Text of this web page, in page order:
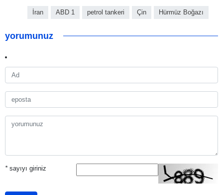
İran ABD 1 petrol tankeri Çin Hürmüz Boğazı
yorumunuz
*sayıyı giriniz